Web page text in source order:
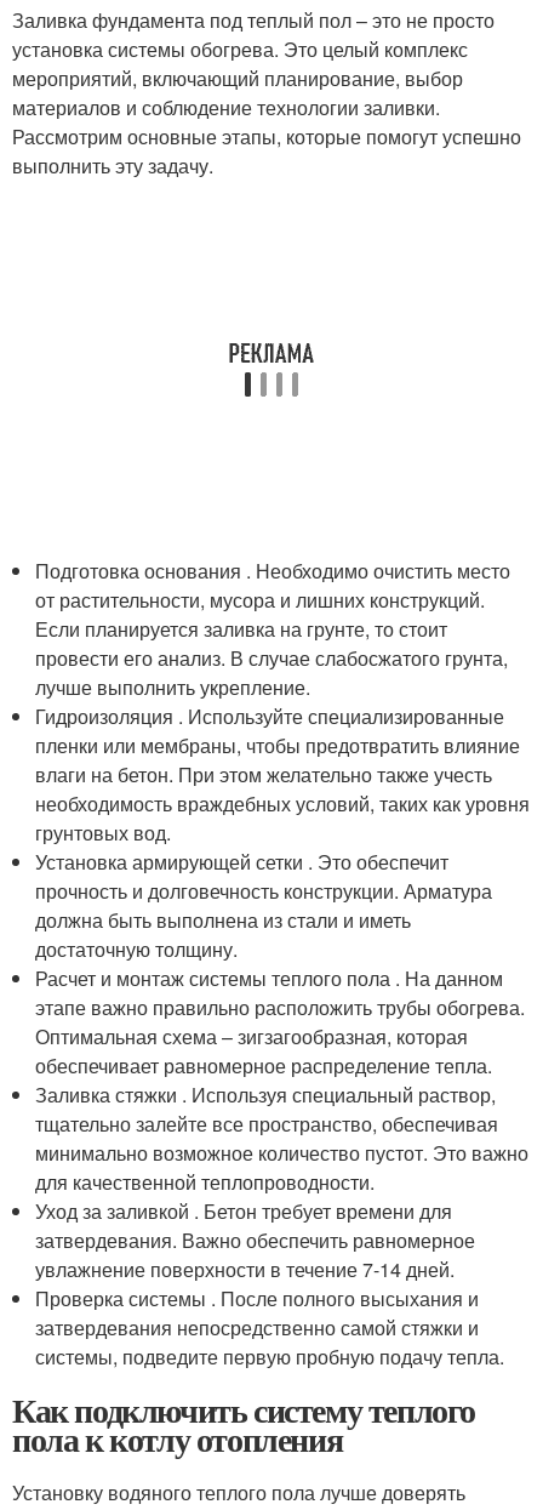
Заливка фундамента под теплый пол – это не просто
установка системы обогрева. Это целый комплекс
мероприятий, включающий планирование, выбор
материалов и соблюдение технологии заливки.
Рассмотрим основные этапы, которые помогут успешно
выполнить эту задачу.
Подготовка основания . Необходимо очистить место
от растительности, мусора и лишних конструкций.
Если планируется заливка на грунте, то стоит
провести его анализ. В случае слабосжатого грунта,
лучше выполнить укрепление.
Гидроизоляция . Используйте специализированные
пленки или мембраны, чтобы предотвратить влияние
влаги на бетон. При этом желательно также учесть
необходимость враждебных условий, таких как уровня
грунтовых вод.
Установка армирующей сетки . Это обеспечит
прочность и долговечность конструкции. Арматура
должна быть выполнена из стали и иметь
достаточную толщину.
Расчет и монтаж системы теплого пола . На данном
этапе важно правильно расположить трубы обогрева.
Оптимальная схема – зигзагообразная, которая
обеспечивает равномерное распределение тепла.
Заливка стяжки . Используя специальный раствор,
тщательно залейте все пространство, обеспечивая
минимально возможное количество пустот. Это важно
для качественной теплопроводности.
Уход за заливкой . Бетон требует времени для
затвердевания. Важно обеспечить равномерное
увлажнение поверхности в течение 7-14 дней.
Проверка системы . После полного высыхания и
затвердевания непосредственно самой стяжки и
системы, подведите первую пробную подачу тепла.
Как подключить систему теплого
пола к котлу отопления
Установку водяного теплого пола лучше доверять